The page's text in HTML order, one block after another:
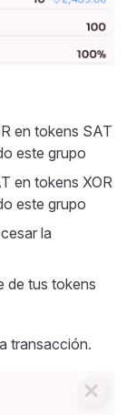
en tokens SAT
este grupo
en tokens XOR
este grupo
la
de tus tokens
transacción.